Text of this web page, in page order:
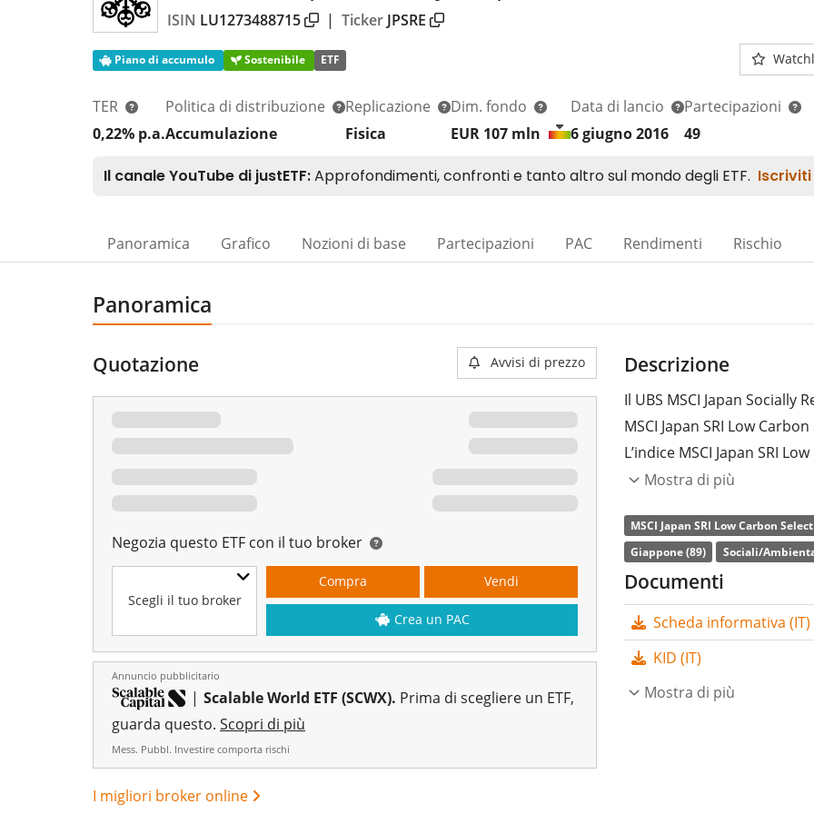
ISIN LU1273488715 | Ticker JPSRE
Piano di accumulo Sostenibile ETF
TER
0,22% p.a.
Politica di distribuzione
Accumulazione
Replicazione
Fisica
Dim. fondo
EUR 107 mln
Data di lancio
6 giugno 2016
Partecipazioni
49
Panoramica Grafico Nozioni di base Partecipazioni PAC Rendimenti Rischio
Panoramica
Quotazione Avvisi di prezzo
Negozia questo ETF con il tuo broker
Scegli il tuo broker
Compra Vendi
Crea un PAC
Annuncio pubblicitario
| Scalable World ETF (SCWX). Prima di scegliere un ETF,
guarda questo. Scopri di più
Mess. Pubbl. Investire comporta rischi
I migliori broker online
Descrizione
Il UBS MSCI Japan Socially
MSCI Japan SRI Low
L’indice MSCI Japan SRI
Hedged) replica i titoli
(ESG) rispetto ai loro
l'inclusione delle migliori
singola società deve
Euro (EUR).
L’indice dispesa
replica l'indice MSCI Japan
Mostra di più
MSCI Japan SRI Low Carbon
Giappone (89)
Sociali/
Documenti
Scheda informativa (IT)
KID (IT)
Mostra di più